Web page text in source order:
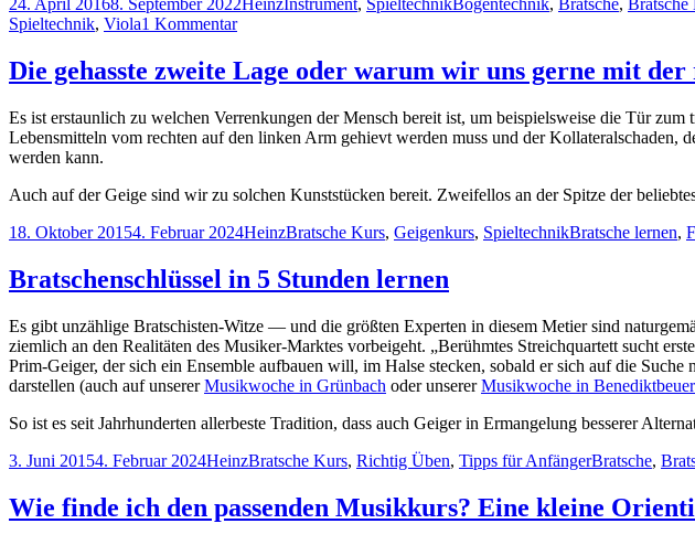
Bratsche
lernen
am
24. April 20168. September 2022HeinzInstrument, SpieltechnikBogentechnik, Bratsche, Bratsche
Spieltechnik, Viola1 Kommentarzu
Geiger
Bratsche
Die gehasste zweite Lage oder warum wir uns gerne mit
Es ist erstaunlich zu welchen Verrenkungen der Mensch bereit ist, um beispielsweise die Tür
Lebensmitteln vom rechten auf den linken Arm gehievt werden muss und der
werden kann.
Auch auf der Geige sind wir zu solchen Kunststücken bereit. Zweifellos an der Spitze der
Veröffentlicht
18. Oktober 20154. Februar 2024Autor
HeinzKategorien
Bratsche Kurs, Geigenkurs, SpieltechnikSchlagwörter
Bratsche lernen,
Bratschenschlüssel in 5 Stunden lernen
Es gibt unzählige Bratschisten-Witze — und die größten Experten in diesem Metier sind
ziemlich an den Realitäten des Musiker-Marktes vorbeigeht. „Berühmtes Streichquartett sucht
Prim-Geiger, der sich ein Ensemble aufbauen will, im Halse stecken, sobald er sich auf die
darstellen (auch auf unsererMusikwoche in Grünbach oder unsererMusikwoche in
So ist es seit Jahrhunderten allerbeste Tradition, dass auch Geiger in Ermangelung besserer
Veröffentlicht
3. Juni 20154. Februar 2024Autor
HeinzKategorien
Bratsche Kurs, Richtig Üben, Tipps für AnfängerSchlagwörter
Bratsche,
Wie finde ich den passenden Musikkurs? Eine kleine